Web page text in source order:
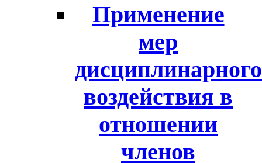
Применение
мер
дисциплинарного
воздействия в
отношении
членов